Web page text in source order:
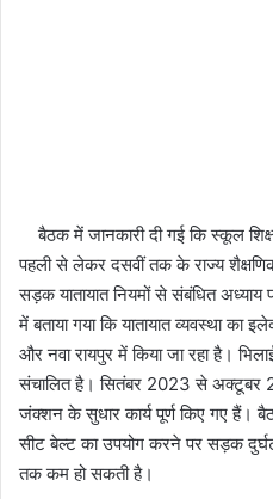
बैठक में जानकारी दी गई कि स्कूल शिक्षा
पहली से लेकर दसवीं तक के राज्य
सड़क यातायात नियमों से संबंधित
में बताया गया कि यातायात व्यवस्था का
और नवा रायपुर में किया जा रहा है।
संचालित है। सितंबर 2023 से
जंक्शन के सुधार कार्य पूर्ण किए गए हैं।
सीट बेल्ट का उपयोग करने पर सड़क
तक कम हो सकती है।